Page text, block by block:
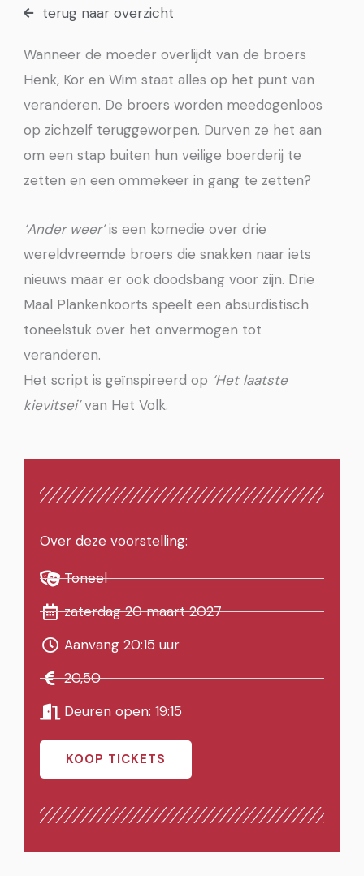
terug naar overzicht
Wanneer de moeder overlijdt van de broers
Henk, Kor en Wim staat alles op het punt van
veranderen. De broers worden meedogenloos
op zichzelf teruggeworpen. Durven ze het aan
om een stap buiten hun veilige boerderij te
zetten en een ommekeer in gang te zetten?
‘Ander weer’is een komedie over drie
wereldvreemde broers die snakken naar iets
nieuws maar er ook doodsbang voor zijn. Drie
Maal Plankenkoorts speelt een absurdistisch
toneelstuk over het onvermogen tot
veranderen.
Het script is geïnspireerd op ‘Het laatste
kievitsei’van Het Volk.
Over deze voorstelling:
Toneel
zaterdag 20 maart 2027
Aanvang 20:15 uur
20,50
Deuren open: 19:15
KOOP TICKETS